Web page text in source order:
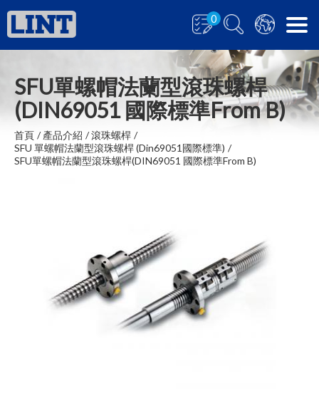
0
SFU單螺帽法蘭型滾珠螺桿
(DIN69051 國際標準From B)
首頁 產品介紹
滾珠螺桿
SFU 單螺帽法蘭型滾珠螺桿 (Din69051國際標準)
SFU單螺帽法蘭型滾珠螺桿(DIN69051 國際標準From B)